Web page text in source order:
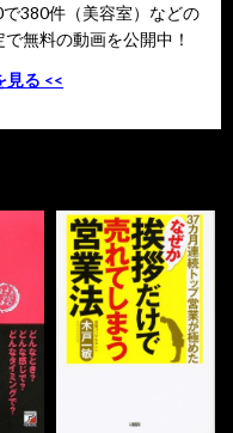
380件（美容室）などの
無料の動画を公開中！
見る <<